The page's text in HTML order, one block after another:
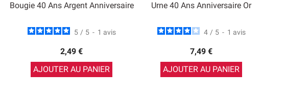
Bougie 40 Ans Argent Anniversaire
5 / 5 - 1 avis
2,49 €
AJOUTER AU PANIER
Urne 40 Ans Anniversaire Or
4 / 5 - 1 avis
7,49 €
AJOUTER AU PANIER